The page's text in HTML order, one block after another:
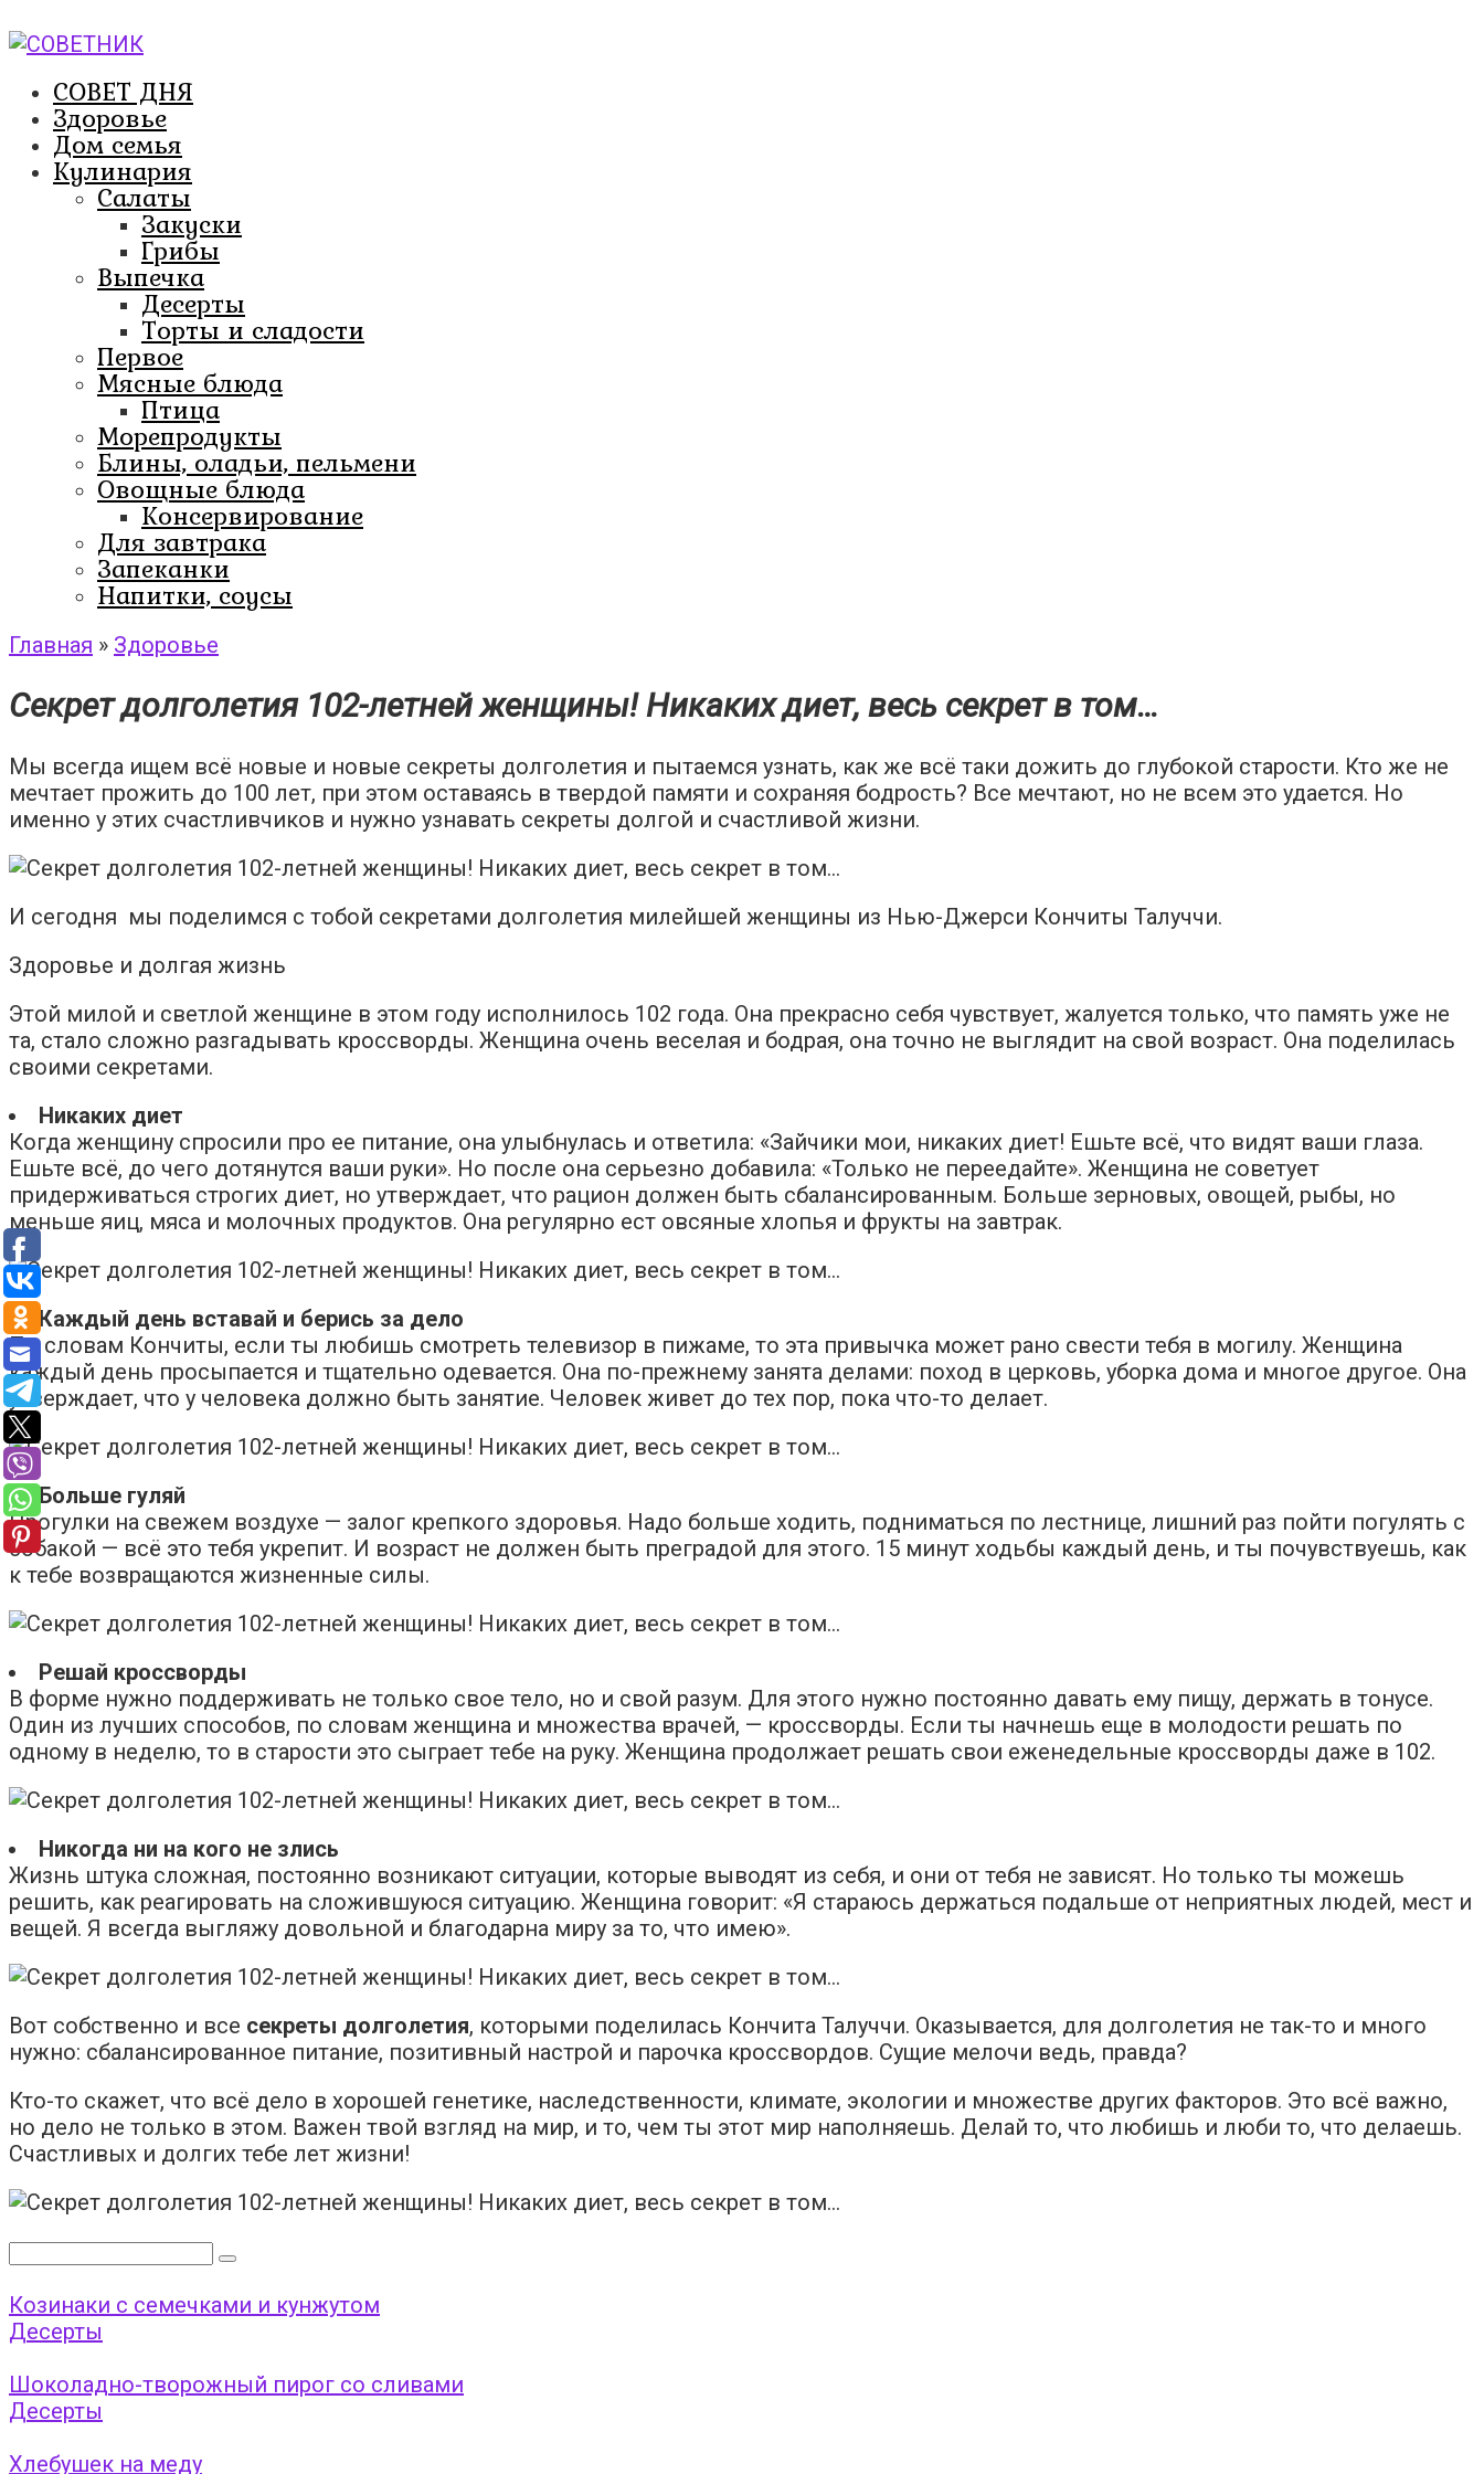
к
СОВЕТ ДНЯ
Здоровье
Дом семья
Кулинария
Салаты
Закуски
Грибы
Выпечка
Десерты
Торты и сладости
Первое
Мясные блюда
Птица
Морепродукты
Блины, оладьи, пельмени
Овощные блюда
Консервирование
Для завтрака
Запеканки
Напитки, соусы
Главная » Здоровье
Секрет долголетия 102-летней женщины! Никаких диет, весь секрет в том…
Мы всегда ищем всё новые и новые секреты долголетия и пытаемся узнать, как же всё таки дожить до глубокой старости. Кто же не
мечтает прожить до 100 лет, при этом оставаясь в твердой памяти и сохраняя бодрость? Все мечтают, но не всем это удается. Но
именно у этих счастливчиков и нужно узнавать секреты долгой и счастливой жизни.
И сегодня мы поделимся с тобой секретами долголетия милейшей женщины из Нью-Джерси Кончиты Талуччи.
Здоровье и долгая жизнь
Этой милой и светлой женщине в этом году исполнилось 102 года. Она прекрасно себя чувствует, жалуется только, что память уже не
та, стало сложно разгадывать кроссворды. Женщина очень веселая и бодрая, она точно не выглядит на свой возраст. Она поделилась
своими секретами.
Никаких диет
Когда женщину спросили про ее питание, она улыбнулась и ответила: «Зайчики мои, никаких диет! Ешьте всё, что видят ваши глаза.
Ешьте всё, до чего дотянутся ваши руки». Но после она серьезно добавила: «Только не переедайте». Женщина не советует
придерживаться строгих диет, но утверждает, что рацион должен быть сбалансированным. Больше зерновых, овощей, рыбы, но
меньше яиц, мяса и молочных продуктов. Она регулярно ест овсяные хлопья и фрукты на завтрак.
Каждый день вставай и берись за дело
По словам Кончиты, если ты любишь смотреть телевизор в пижаме, то эта привычка может рано свести тебя в могилу. Женщина
каждый день просыпается и тщательно одевается. Она по-прежнему занята делами: поход в церковь, уборка дома и многое другое. Она
утверждает, что у человека должно быть занятие. Человек живет до тех пор, пока что-то делает.
Больше гуляй
Прогулки на свежем воздухе — залог крепкого здоровья. Надо больше ходить, подниматься по лестнице, лишний раз пойти погулять с
собакой — всё это тебя укрепит. И возраст не должен быть преградой для этого. 15 минут ходьбы каждый день, и ты почувствуешь, как
к тебе возвращаются жизненные силы.
Решай кроссворды
В форме нужно поддерживать не только свое тело, но и свой разум. Для этого нужно постоянно давать ему пищу, держать в тонусе.
Один из лучших способов, по словам женщина и множества врачей, — кроссворды. Если ты начнешь еще в молодости решать по
одному в неделю, то в старости это сыграет тебе на руку. Женщина продолжает решать свои еженедельные кроссворды даже в 102.
Никогда ни на кого не злись
Жизнь штука сложная, постоянно возникают ситуации, которые выводят из себя, и они от тебя не зависят. Но только ты можешь
решить, как реагировать на сложившуюся ситуацию. Женщина говорит: «Я стараюсь держаться подальше от неприятных людей, мест и
вещей. Я всегда выгляжу довольной и благодарна миру за то, что имею».
Вот собственно и все секреты долголетия, которыми поделилась Кончита Талуччи. Оказывается, для долголетия не так-то и много
нужно: сбалансированное питание, позитивный настрой и парочка кроссвордов. Сущие мелочи ведь, правда?
Кто-то скажет, что всё дело в хорошей генетике, наследственности, климате, экологии и множестве других факторов. Это всё важно,
но дело не только в этом. Важен твой взгляд на мир, и то, чем ты этот мир наполняешь. Делай то, что любишь и люби то, что делаешь.
Счастливых и долгих тебе лет жизни!
Поиск:
Козинаки с семечками и кунжутом
Десерты
Шоколадно-творожный пирог со сливами
Десерты
Хлебушек на меду